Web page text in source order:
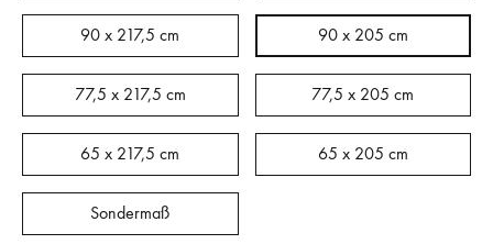
90 x 217,5 cm 90 x 205 cm
77,5 x 217,5 cm 77,5 x 205 cm
65 x 217,5 cm 65 x 205 cm
Sondermaß